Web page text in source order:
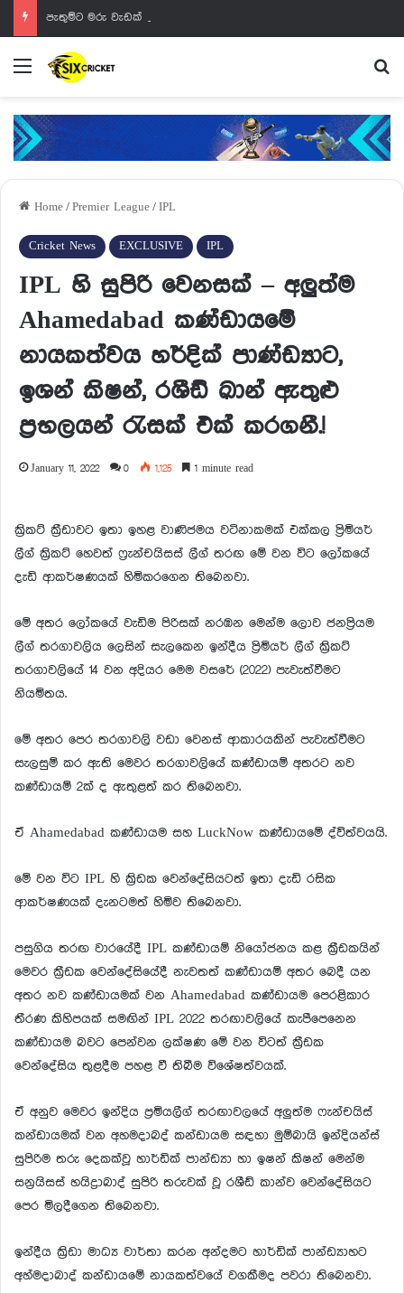
පැතුම්ට මරු වැඩක් වෙන්නයි යන්නේ
Menu
Home / Premier League / IPL
Cricket News EXCLUSIVE IPL
IPL හි සුපිරි වෙනසක් – අලුත්ම
Ahamedabad කණ්ඩායමේ
නායකත්වය හර්දික් පාණ්ඩ්‍යාට,
ඉශන් කිෂන්, රශීඩ් ඛාන් ඇතුළු
ප්‍රභලයන් රැසක් එක් කරගනී.!
January 11, 2022 0 1,125 1 minute read
ක්‍රිකට් ක්‍රීඩාවට ඉතා ඉහළ වාණිජමය වටිනාකමක් එක්කල ප්‍රිමියර්
ලීග් ක්‍රිකට් හෙවත් ෆ්‍රැන්චයිසස් ලීග් තරඟ මේ වන විට ලෝකයේ
දැඩි ආකර්ෂණයක් හිමිකරගෙන තිබෙනවා.
මේ අතර ලෝකයේ වැඩිම පිරිසක් නරඹන මෙන්ම ලොව ජනප්‍රියම
ලීග් තරගාවලිය ලෙසින් සැලකෙන ඉන්දීය ප්‍රිමියර් ලීග් ක්‍රිකට්
තරගාවලියේ 14 වන අදියර මෙම වසරේ (2022) පැවැත්වීමට
නියමිතය.
මේ අතර පෙර තරගාවලි වඩා වෙනස් ආකාරයකින් පැවැත්වීමට
සැලසුම් කර ඇති මෙවර තරගාවලියේ කණ්ඩායම් අතරට නව
කණ්ඩායම් 2ක් ද ඇතුළත් කර තිබෙනවා.
ඒ Ahamedabad කණ්ඩායම සහ LuckNow කණ්ඩායමේ ද්විත්වයයි.
මේ වන විට IPL හි ක්‍රිඩක වෙන්දේසියටත් ඉතා දැඩි රසික
ආකර්ෂණයක් දැනටමත් හිමිව තිබෙනවා.
පසුගිය තරඟ වාරයේදී IPL කණ්ඩායම් නියෝජනය කළ ක්‍රීඩකයින්
මෙවර ක්‍රීඩක වෙන්දේසියේදී නැවතත් කණ්ඩායම් අතර බෙදී යන
අතර නව කණ්ඩායමක් වන Ahamedabad කණ්ඩායම පෙරළිකාර
තීරණ කිහිපයක් සමඟින් IPL 2022 තරඟාවලියේ කැපීපෙනෙන
කණ්ඩායම බවට පෙන්වන ලක්ෂණ මේ වන විටත් ක්‍රීඩක
වෙන්දේසිය තුළදීම පහළ වී තිබීම විශේෂත්වයක්.
ඒ අනුව මෙවර ඉන්දිය ප්‍රමියලීග් තරඟාවලයේ අලුත්ම ෆැන්චයිස්
කන්ඩායමක් වන අහමදාබද් කන්ඩායම සඳහා මුම්බායි ඉන්දියන්ස්
සුපිරිම තරු දෙකක්වූ හාර්ඩික් පාන්ඩ්‍යා හා ඉෂන් කිෂන් මෙන්ම
සන්‍රයිසස් හයිද්‍රාබාද් සුපිරි තරුවක් වූ රශීඩ් කාන්ව වෙන්දේසියට
පෙර මිලදීගෙන තිබෙනවා.
ඉන්දීය ක්‍රිඩා මාධ්‍ය වාර්තා කරන අන්දමට හාර්ඩික් පාන්ඩ්‍යාහට
අහ්මදාබාද් කන්ඩායමේ නායකත්වයේ වගකීමද පවරා තිබෙනවා.